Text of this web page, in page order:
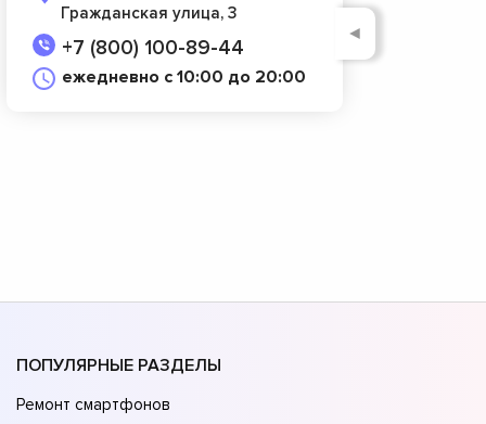
Гражданская улица, 3
+7 (800) 100-89-44
ежедневно с 10:00 до 20:00
◄
ПОПУЛЯРНЫЕ РАЗДЕЛЫ
Ремонт смартфонов